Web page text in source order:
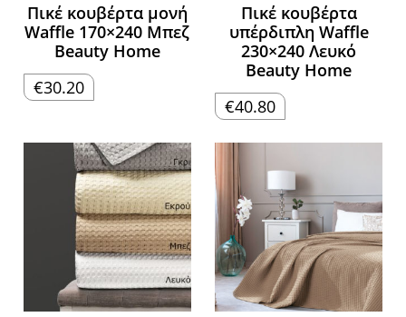
Πικέ κουβέρτα μονή
Waffle 170×240 Μπεζ
Beauty Home
€30.20
Πικέ κουβέρτα
υπέρδιπλη Waffle
230×240 Λευκό
Beauty Home
€40.80